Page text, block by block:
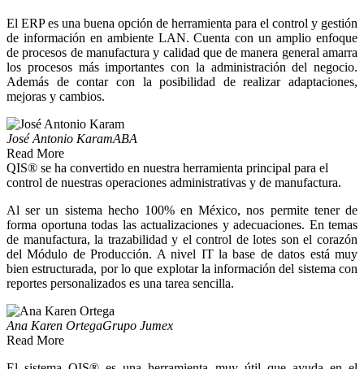
El ERP es una buena opción de herramienta para el control y gestión
de información en ambiente LAN. Cuenta con un amplio enfoque
de procesos de manufactura y calidad que de manera general amarra
los procesos más importantes con la administración del negocio.
Además de contar con la posibilidad de realizar adaptaciones,
mejoras y cambios.
José Antonio KaramABA
Read More
QIS® se ha convertido en nuestra herramienta principal para el
control de nuestras operaciones administrativas y de manufactura.
Al ser un sistema hecho 100% en México, nos permite tener de
forma oportuna todas las actualizaciones y adecuaciones. En temas
de manufactura, la trazabilidad y el control de lotes son el corazón
del Módulo de Producción. A nivel IT la base de datos está muy
bien estructurada, por lo que explotar la información del sistema con
reportes personalizados es una tarea sencilla.
Ana Karen OrtegaGrupo Jumex
Read More